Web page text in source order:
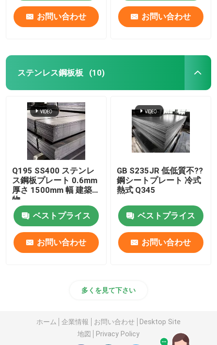
お問い合わせ お問い合わせ
ステンレス鋼板板 (10)
Q195 SS400 ステンレ
ス鋼板プレート 0.6mm
厚さ 1500mm 幅 建築
物
ベストプライス
お問い合わせ
GB S235JR 低低質不??
鋼シートプレート 冷式
熱式 Q345
ベストプライス
お問い合わせ
多くを見て下さい
ホーム 企業情報 お問い合わせ
Desktop Site
地図
Privacy Policy